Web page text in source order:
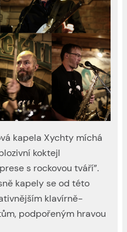
kapela Xychty míchá
koktejl
s rockovou tváří”.
kapely se od této
klavírně-
podpořeným hravou